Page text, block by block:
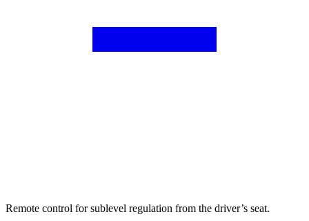
Remote control for sublevel regulation from the driver’s seat.